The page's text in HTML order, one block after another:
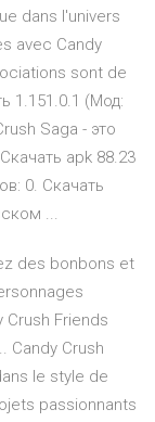
dans l'univers
avec Candy
sont de
1.151.0.1 (Мод:
Saga - это
apk 88.23
0. Скачать
...
des bonbons et
Friends
Candy Crush
le style de
passionnants